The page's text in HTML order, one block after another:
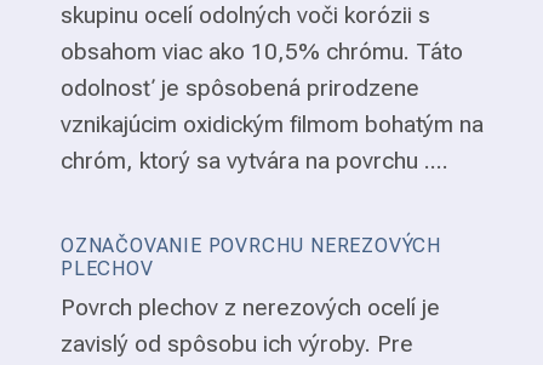
skupinu ocelí odolných voči korózii s
obsahom viac ako 10,5% chrómu. Táto
odolnosť je spôsobená prirodzene
vznikajúcim oxidickým filmom bohatým na
chróm, ktorý sa vytvára na povrchu ....
OZNAČOVANIE POVRCHU NEREZOVÝCH
PLECHOV
Povrch plechov z nerezových ocelí je
zavislý od spôsobu ich výroby. Pre